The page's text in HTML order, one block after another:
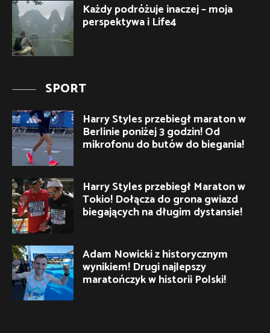
Każdy podróżuje inaczej – moja
perspektywa i Life4
SPORT
Harry Styles przebiegł maraton w
Berlinie poniżej 3 godzin! Od
mikrofonu do butów do biegania!
Harry Styles przebiegł Maraton w
Tokio! Dołącza do grona gwiazd
biegających na długim dystansie!
Adam Nowicki z historycznym
wynikiem! Drugi najlepszy
maratończyk w historii Polski!